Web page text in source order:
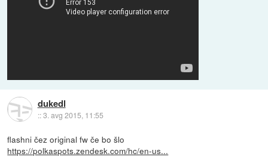
dukedl
::3. avg 2015, 11:55
flashni čez original fw če bo šlo
https://polkaspots.zendesk.com/hc/en-us...